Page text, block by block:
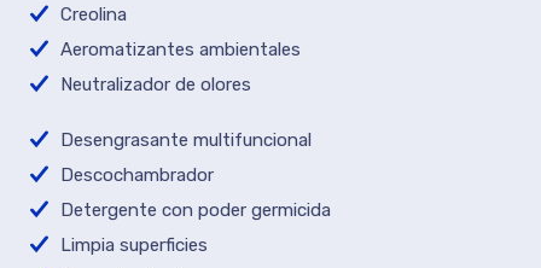
Creolina
Aeromatizantes ambientales
Neutralizador de olores
Desengrasante multifuncional
Descochambrador
Detergente con poder germicida
Limpia superficies